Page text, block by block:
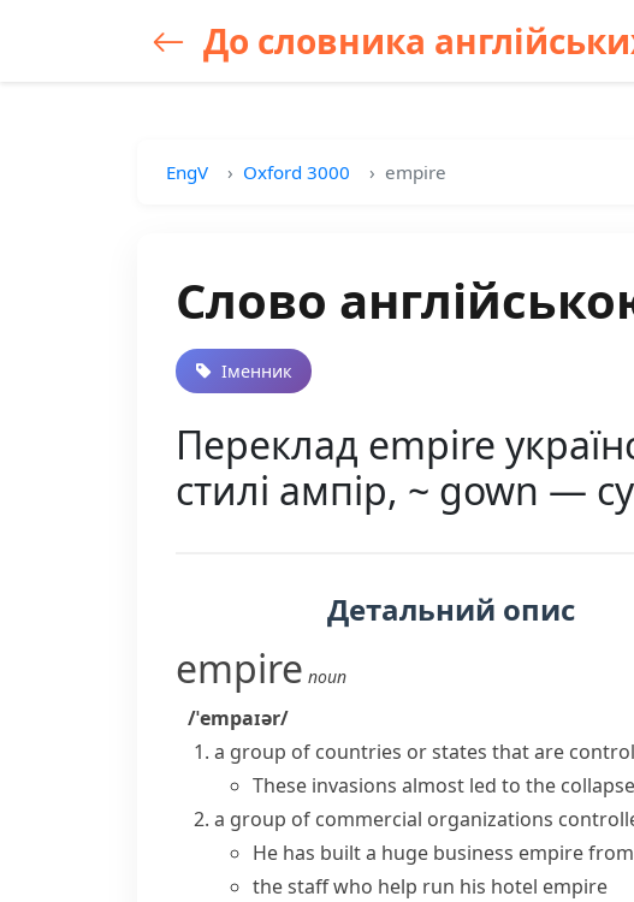
До словника
EngV Oxford 3000 empire
Слово
Іменник
Переклад empire
стилі ампір, ~ gown —
Детальний опис
empire noun
/ˈempaɪər/
a group of countries or states that are
These invasions almost led to the
a group of commercial organizations
He has built a huge business empire
the staff who help run his hotel empire